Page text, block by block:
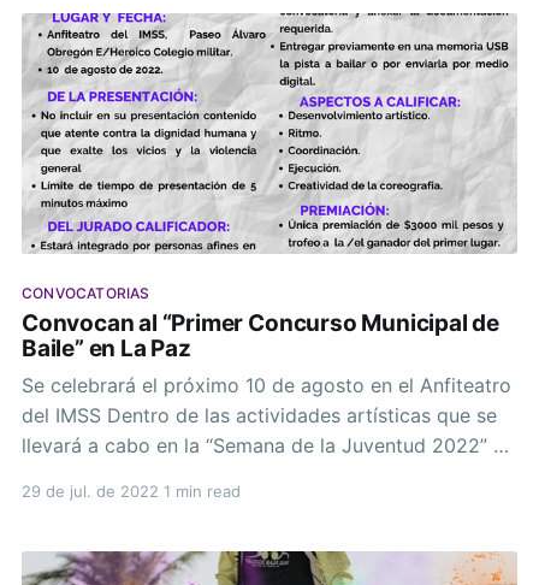
CONVOCATORIAS
Convocan al “Primer Concurso Municipal de
Baile” en La Paz
Se celebrará el próximo 10 de agosto en el Anfiteatro
del IMSS Dentro de las actividades artísticas que se
llevará a cabo en la “Semana de la Juventud 2022” en
Dirección Municipal de la Juventud convoca a las y
29 de jul. de 2022 1 min read